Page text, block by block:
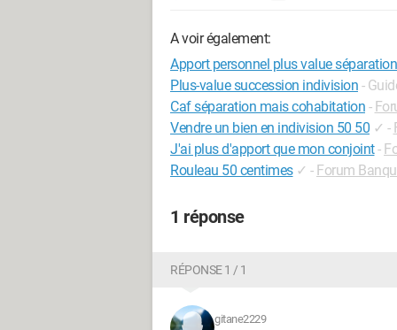
A voir également:
Apport personnel plus value
Plus-value succession indivision -
Caf séparation mais cohabitation -
Vendre un bien en indivision 50 50 ✓ -
J'ai plus d'apport que mon conjoint-
Rouleau 50 centimes ✓ - Forum
1 réponse
RÉPONSE 1 / 1
gitane2229